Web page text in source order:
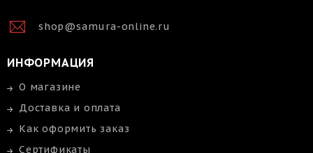
shop@samura-online.ru
ИНФОРМАЦИЯ
О магазине
Доставка и оплата
Как оформить заказ
Сертификаты